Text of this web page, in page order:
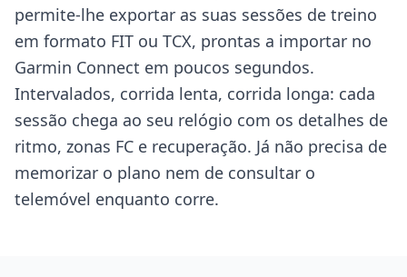
permite-lhe exportar as suas sessões de treino
em formato FIT ou TCX, prontas a importar no
Garmin Connect em poucos segundos.
Intervalados, corrida lenta, corrida longa: cada
sessão chega ao seu relógio com os detalhes de
ritmo, zonas FC e recuperação. Já não precisa de
memorizar o plano nem de consultar o
telemóvel enquanto corre.